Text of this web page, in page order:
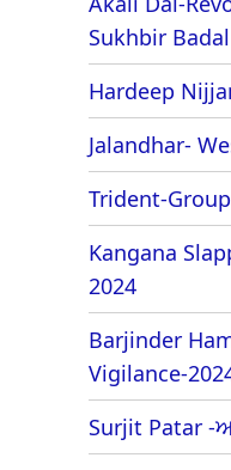
Sukhbir Badal
Hardeep
Jalandhar-
Trident-
Kangana
2024
Barjinder
Vigilance-
Surjit Patar -